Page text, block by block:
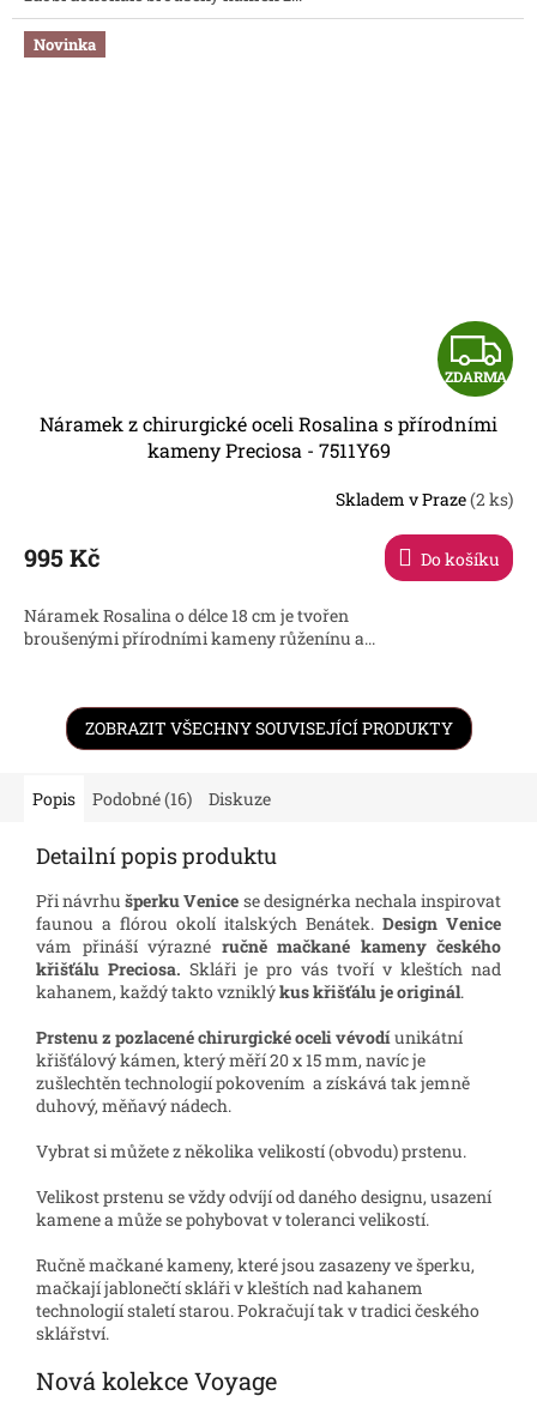
Novinka
Z
D
R
ZDARMA
Náramek z chirurgické oceli Rosalina s přírodními
kameny Preciosa - 7511Y69
Skladem v Praze(2 ks)
995 Kč Do košíku
Náramek Rosalina o délce 18 cm je tvořen
broušenými přírodními kameny růženínu a...
ZOBRAZIT VŠECHNY SOUVISEJÍCÍ PRODUKTY
Popis Podobné (16) Diskuze
Detailní popis produktu
Při návrhušperku Venice se designérka nechala inspirovat
faunou a flórou okolí italských Benátek. Design Venice
vám přináší výrazné ručně mačkané kameny českého
křišťálu Preciosa. Skláři je pro vás tvoří v kleštích nad
kahanem, každý takto vzniklýkus křišťálu je originál.
Prstenu z pozlacené chirurgické oceli vévodíunikátní
křišťálový kámen, který měří 20 x 15 mm, navíc je
zušlechtěn technologií pokovením a získává tak jemně
duhový, měňavý nádech.
Vybrat si můžete z několika velikostí (obvodu) prstenu.
Velikost prstenu se vždy odvíjí od daného designu, usazení
kamene a může se pohybovat v toleranci velikostí.
Ručně mačkané kameny, které jsou zasazeny ve šperku,
mačkají jablonečtí skláři v kleštích nad kahanem
technologií staletí starou. Pokračují tak v tradici českého
sklářství.
Nová kolekce Voyage